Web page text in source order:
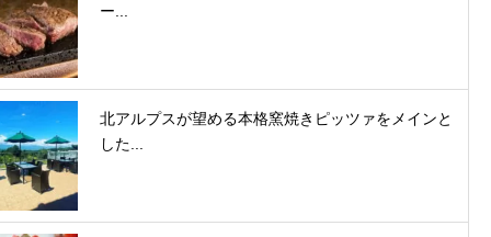
ー...
北アルプスが望める本格窯焼きピッツァをメインと
した...